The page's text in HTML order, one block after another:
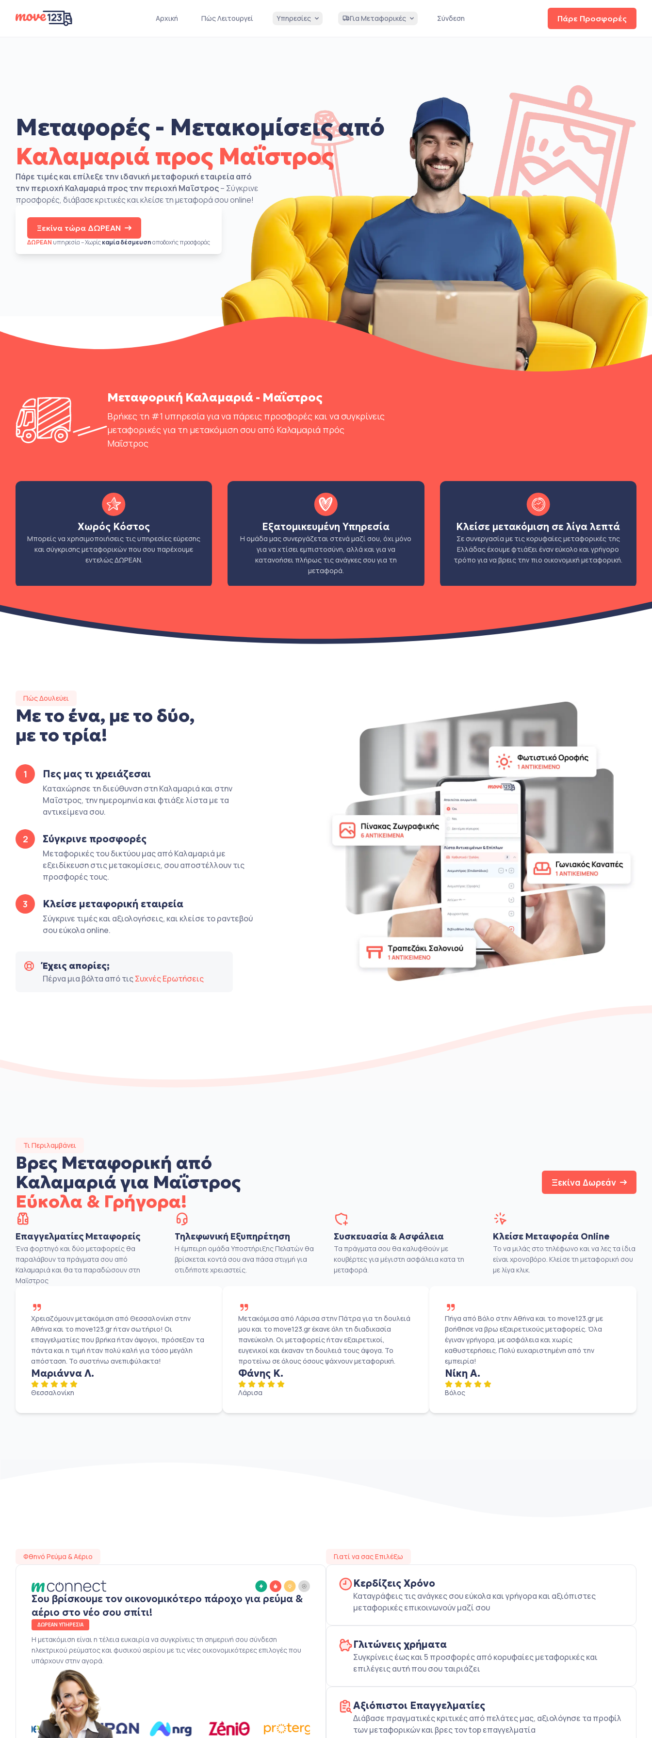
Πάρε Προσφορές
Αρχική Πώς Λειτουργεί Υπηρεσίες Για Μεταφορικές Σύνδεση
Μεταφορές - Μετακομίσεις από
Καλαμαριά προς Μαΐστρος
Πάρε τιμές και επίλεξε την ιδανική μεταφορική εταιρεία από
την περιοχή Καλαμαριά προς την περιοχή Μαΐστρος– Σύγκρινε
προσφορές, διάβασε κριτικές και κλείσε τη μεταφορά σου online!
Ξεκίνα τώρα ΔΩΡΕΑΝ
ΔΩΡΕΑΝ υπηρεσία – Χωρίςκαμία δέσμευσηαποδοχής προσφοράς
Μεταφορική Καλαμαριά - Μαΐστρος
Βρήκες τη #1 υπηρεσία για να πάρεις προσφορές και να συγκρίνεις
μεταφορικές για τη μετακόμιση σου από Καλαμαριά πρός
Μαΐστρος
Χωρός Κόστος
Μπορείς να χρησιμοποιήσεις τις υπηρεσίες εύρεσης
και σύγκρισης μεταφορικών που σου παρέχουμε
εντελώς ΔΩΡΕΑΝ.
Εξατομικευμένη Υπηρεσία
Η ομάδα μας συνεργάζεται στενά μαζί σου, όχι μόνο
για να χτίσει εμπιστοσύνη, αλλά και για να
κατανοήσει πλήρως τις ανάγκες σου για τη
μεταφορά.
Κλείσε μετακόμιση σε λίγα λεπτά
Σε συνεργασία με τις κορυφαίες μεταφορικές της
Ελλάδας έχουμε φτιάξει έναν εύκολο και γρήγορο
τρόπο για να βρεις την πιο οικονομική μεταφορική.
Πώς Δουλεύει
Με το ένα, με το δύο,
με το τρία!
1 Πες μας τι χρειάζεσαι
Καταχώρησε τη διεύθυνση στη Καλαμαριά και στην
Μαΐστρος, την ημερομηνία και φτιάξε λίστα με τα
αντικείμενα σου.
2 Σύγκρινε προσφορές
Μεταφορικές του δικτύου μας από Καλαμαριά με
εξειδίκευση στις μετακομίσεις, σου αποστέλλουν τις
προσφορές τους.
3 Κλείσε μεταφορική εταιρεία
Σύγκρινε τιμές και αξιολογήσεις, και κλείσε το ραντεβού
σου εύκολα online.
Έχεις απορίες;
Πέρνα μια βόλτα από τιςΣυχνές Ερωτήσεις
Τι Περιλαμβάνει
Βρες Μεταφορική από
Καλαμαριά για Μαΐστρος
Εύκολα & Γρήγορα!
Ξεκίνα Δωρεάν
Επαγγελματίες Μεταφορείς
Ένα φορτηγό και δύο μεταφορείς θα
παραλάβουν τα πράγματα σου από
Καλαμαριά και θα τα παραδώσουν στη
Μαΐστρος
Τηλεφωνική Εξυπηρέτηση
Η έμπειρη ομάδα Υποστήριξης Πελατών θα
βρίσκεται κοντά σου ανα πάσα στιγμή για
οτιδήποτε χρειαστείς.
Συσκευασία & Ασφάλεια
Τα πράγματα σου θα καλυφθούν με
κουβέρτες για μέγιστη ασφάλεια κατα τη
μεταφορά.
Κλείσε Μεταφορέα Online
Το να μιλάς στο τηλέφωνο και να λες τα ίδια
είναι χρονοβόρο. Κλείσε τη μεταφορική σου
με λίγα κλικ.
Χρειαζόμουν μετακόμιση από Θεσσαλονίκη στην
Αθήνα και το move123.gr ήταν σωτήριο! Οι
επαγγελματίες που βρήκα ήταν άψογοι, πρόσεξαν τα
πάντα και η τιμή ήταν πολύ καλή για τόσο μεγάλη
απόσταση. Το συστήνω ανεπιφύλακτα!
Μαριάννα Λ.
Θεσσαλονίκη
Μετακόμισα από Λάρισα στην Πάτρα για τη δουλειά
μου και το move123.gr έκανε όλη τη διαδικασία
πανεύκολη. Οι μεταφορείς ήταν εξαιρετικοί,
ευγενικοί και έκαναν τη δουλειά τους άψογα. Το
προτείνω σε όλους όσους ψάχνουν μεταφορική.
Φάνης Κ.
Λάρισα
Πήγα από Βόλο στην Αθήνα και το move123.gr με
βοήθησε να βρω εξαιρετικούς μεταφορείς. Όλα
έγιναν γρήγορα, με ασφάλεια και χωρίς
καθυστερήσεις. Πολύ ευχαριστημένη από την
εμπειρία!
Νίκη Α.
Βόλος
Φθηνό Ρεύμα & Αέριο
Σου βρίσκουμε τον οικονομικότερο πάροχο για ρεύμα &
αέριο στο νέο σου σπίτι!
ΔΩΡΕΑΝ ΥΠΗΡΕΣΙΑ
Η μετακόμιση είναι η τέλεια ευκαιρία να συγκρίνεις τη σημερινή σου σύνδεση
ηλεκτρικού ρεύματος και φυσικού αερίου με τις νέες οικονομικότερες επιλογές που
υπάρχουν στην αγορά.
Γιατί να σας Επιλέξω
Κερδίζεις Χρόνο
Καταγράφεις τις ανάγκες σου εύκολα και γρήγορα και αξιόπιστες
μεταφορικές επικοινωνούν μαζί σου
Γλιτώνεις χρήματα
Συγκρίνεις έως και 5 προσφορές από κορυφαίες μεταφορικές και
επιλέγεις αυτή που σου ταιριάζει
Αξιόπιστοι Επαγγελματίες
Διάβασε πραγματικές κριτικές από πελάτες μας, αξιολόγησε τα προφίλ
των μεταφορικών και βρες τον top επαγγελματία